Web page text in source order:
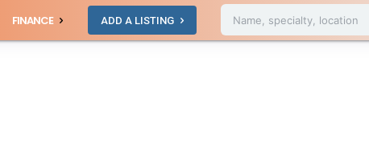
FINANCE ADD A LISTING Name, specialty, location